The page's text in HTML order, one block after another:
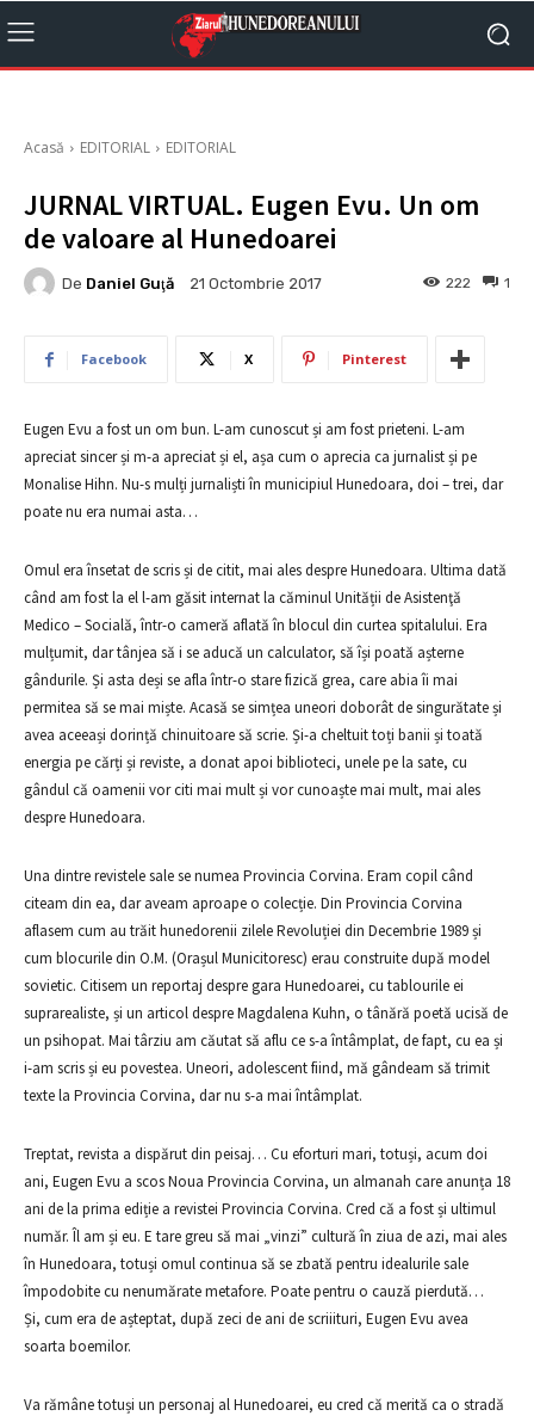
Acasă EDITORIAL EDITORIAL
JURNAL VIRTUAL. Eugen Evu. Un om
de valoare al Hunedoarei
De Daniel Guţă 21 Octombrie 2017 1
222
Facebook X Pinterest
Eugen Evu a fost un om bun. L-am cunoscut și am fost prieteni. L-am
apreciat sincer și m-a apreciat și el, așa cum o aprecia ca jurnalist și pe
Monalise Hihn. Nu-s mulți jurnaliști în municipiul Hunedoara, doi – trei, dar
poate nu era numai asta…
Omul era însetat de scris și de citit, mai ales despre Hunedoara. Ultima dată
când am fost la el l-am găsit internat la căminul Unității de Asistenţă
Medico – Socială, într-o cameră aflată în blocul din curtea spitalului. Era
mulțumit, dar tânjea să i se aducă un calculator, să își poată așterne
gândurile. Și asta deși se afla într-o stare fizică grea, care abia îi mai
permitea să se mai miște. Acasă se simțea uneori doborât de singurătate și
avea aceeași dorință chinuitoare să scrie. Și-a cheltuit toți banii și toată
energia pe cărți și reviste, a donat apoi biblioteci, unele pe la sate, cu
gândul că oamenii vor citi mai mult și vor cunoaște mai mult, mai ales
despre Hunedoara.
Una dintre revistele sale se numea Provincia Corvina. Eram copil când
citeam din ea, dar aveam aproape o colecție. Din Provincia Corvina
aflasem cum au trăit hunedorenii zilele Revoluției din Decembrie 1989 și
cum blocurile din O.M. (Orașul Municitoresc) erau construite după model
sovietic. Citisem un reportaj despre gara Hunedoarei, cu tablourile ei
suprarealiste, și un articol despre Magdalena Kuhn, o tânără poetă ucisă de
un psihopat. Mai târziu am căutat să aflu ce s-a întâmplat, de fapt, cu ea și
i-am scris și eu povestea. Uneori, adolescent fiind, mă gândeam să trimit
texte la Provincia Corvina, dar nu s-a mai întâmplat.
Treptat, revista a dispărut din peisaj… Cu eforturi mari, totuși, acum doi
ani, Eugen Evu a scos Noua Provincia Corvina, un almanah care anunța 18
ani de la prima ediție a revistei Provincia Corvina. Cred că a fost și ultimul
număr. Îl am și eu. E tare greu să mai „vinzi” cultură în ziua de azi, mai ales
în Hunedoara, totuși omul continua să se zbată pentru idealurile sale
împodobite cu nenumărate metafore. Poate pentru o cauză pierdută…
Și, cum era de așteptat, după zeci de ani de scriiituri, Eugen Evu avea
soarta boemilor.
Va rămâne totuși un personaj al Hunedoarei, eu cred că merită ca o stradă